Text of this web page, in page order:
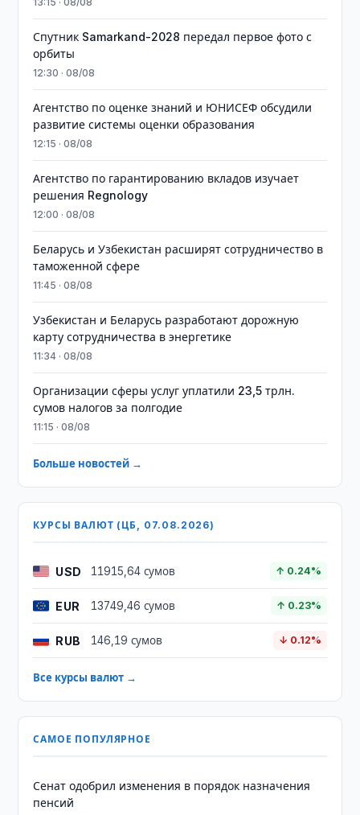
Спутник Samarkand-2028 передал первое фото с
орбиты
12:30 · 08/08
Агентство по оценке знаний и ЮНИСЕФ обсудили
развитие системы оценки образования
12:15 · 08/08
Агентство по гарантированию вкладов изучает
решения Regnology
12:00 · 08/08
Беларусь и Узбекистан расширят сотрудничество в
таможенной сфере
11:45 · 08/08
Узбекистан и Беларусь разработают дорожную
карту сотрудничества в энергетике
11:34 · 08/08
Организации сферы услуг уплатили 23,5 трлн.
сумов налогов за полгодие
11:15 · 08/08
Больше новостей →
КУРСЫ ВАЛЮТ (ЦБ, 07.08.2026)
USD 11915,64 сумов ↑ 0.24%
EUR 13749,46 сумов ↑ 0.23%
RUB 146,19 сумов ↓ 0.12%
Все курсы валют →
САМОЕ ПОПУЛЯРНОЕ
Сенат одобрил изменения в порядок назначения
пенсий